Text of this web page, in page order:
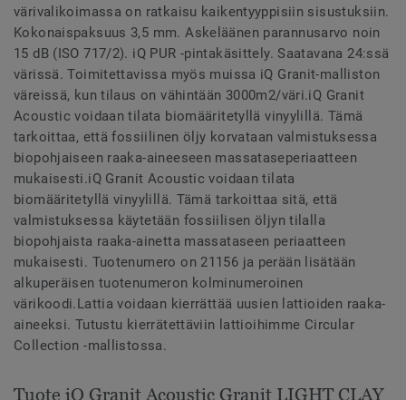
värivalikoimassa on ratkaisu kaikentyyppisiin sisustuksiin.
Kokonaispaksuus 3,5 mm. Askeläänen parannusarvo noin
15 dB (ISO 717/2). iQ PUR -pintakäsittely. Saatavana 24:ssä
värissä. Toimitettavissa myös muissa iQ Granit-malliston
väreissä, kun tilaus on vähintään 3000m2/väri.iQ Granit
Acoustic voidaan tilata biomääritetyllä vinyylillä. Tämä
tarkoittaa, että fossiilinen öljy korvataan valmistuksessa
biopohjaiseen raaka-aineeseen massataseperiaatteen
mukaisesti.iQ Granit Acoustic voidaan tilata
biomääritetyllä vinyylillä. Tämä tarkoittaa sitä, että
valmistuksessa käytetään fossiilisen öljyn tilalla
biopohjaista raaka-ainetta massataseen periaatteen
mukaisesti. Tuotenumero on 21156 ja perään lisätään
alkuperäisen tuotenumeron kolminumeroinen
värikoodi.Lattia voidaan kierrättää uusien lattioiden raaka-
aineeksi. Tutustu kierrätettäviin lattioihimme Circular
Collection -mallistossa.
Tuote iQ Granit Acoustic Granit LIGHT CLAY